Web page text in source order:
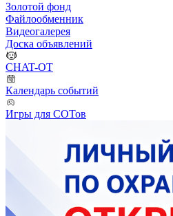
Золотой фонд
Файлообменник
Видеогалерея
Доска объявлений
CHAT-OT
Календарь событий
Игры для СОТов